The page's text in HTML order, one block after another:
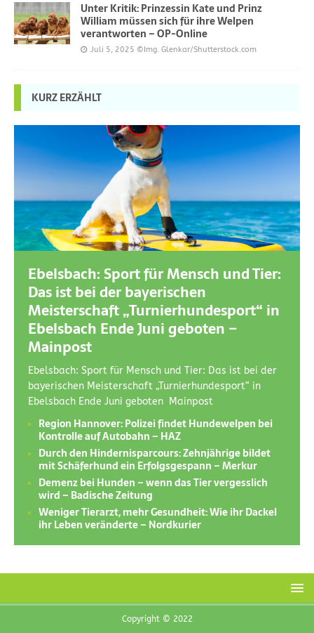
Unter Kritik: Prinzessin Kate und Prinz
William müssen sich für ihre Welpen
verantworten – OP-Online
Juli 5, 2025 ©Img. Glenkar/Shutterstock.com
KURZ ERZÄHLT
Ebelsbach: Sport für Mensch und Tier:
Das ist bei der bayerischen
Meisterschaft „Turnierhundesport“ in
Ebelsbach Ende Juni geboten –
Mainpost
Ebelsbach: Sport für Mensch und Tier: Das ist bei der
bayerischen Meisterschaft „Turnierhundesport“ in
Ebelsbach Ende Juni geboten Mainpost
Region Hannover: Polizei findet Hundewelpen bei
Kontrolle auf Autobahn – HAZ
Durch den Hindernisparcours: Zehnjährige bildet
mit Schäferhund ein Erfolgsgespann – Merkur
Demenz bei Hunden – wenn das Tier vergesslich
wird – Badische Zeitung
Weniger Tierarzt, mehr Gesundheit: Wie ihr Dackel
ihr Leben veränderte – Nordkurier
Copyright © 2022